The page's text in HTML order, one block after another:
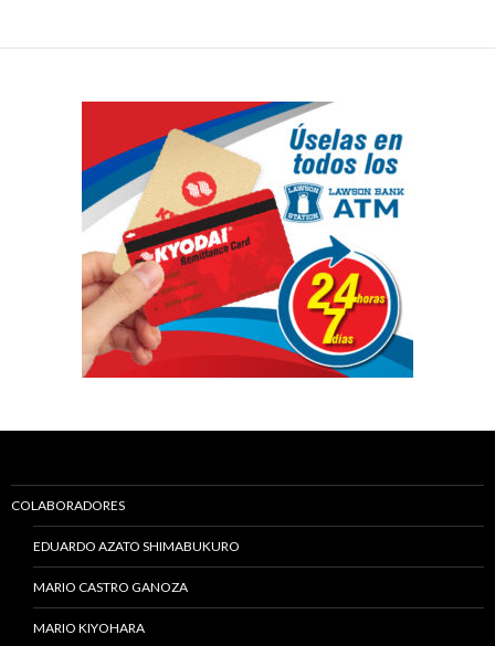
COLABORADORES
EDUARDO AZATO SHIMABUKURO
MARIO CASTRO GANOZA
MARIO KIYOHARA